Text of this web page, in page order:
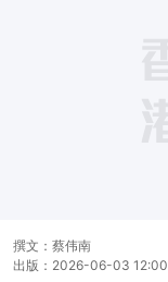
撰文： 蔡伟南
出版： 2026-06-03 12:00